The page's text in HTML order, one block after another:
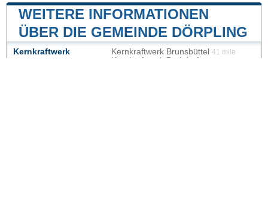
WEITERE INFORMATIONEN
ÜBER DIE GEMEINDE DÖRPLING
Kernkraftwerk Kernkraftwerk Brunsbüttel 41 mile
Kernkraftwerk Brokdorf